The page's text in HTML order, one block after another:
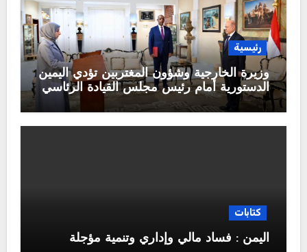
رئيسية
وزيرة الخارجية وشؤون المغتربين تؤدي اليمين
الدستورية أمام رئيس مجلس القيادة الرئاسي
كتابات
اليمن : فساد مالي وإداري وتنمية مؤجلة